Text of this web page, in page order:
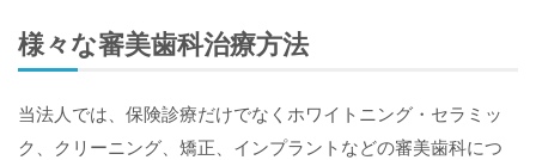
様々な審美歯科治療方法
当法人では、保険診療だけでなくホワイトニング・セラミッ
ク、クリーニング、矯正、インプラントなどの審美歯科につ